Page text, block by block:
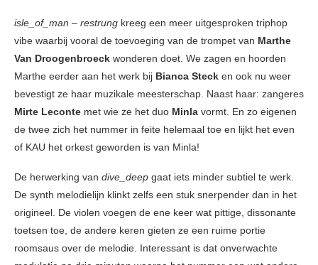
isle_of_man – restrung kreeg een meer uitgesproken triphop
vibe waarbij vooral de toevoeging van de trompet van Marthe
Van Droogenbroeck wonderen doet. We zagen en hoorden
Marthe eerder aan het werk bij Bianca Steck en ook nu weer
bevestigt ze haar muzikale meesterschap. Naast haar: zangeres
Mirte Leconte met wie ze het duo Minla vormt. En zo eigenen
de twee zich het nummer in feite helemaal toe en lijkt het even
of KAU het orkest geworden is van Minla!
De herwerking van dive_deep gaat iets minder subtiel te werk.
De synth melodielijn klinkt zelfs een stuk snerpender dan in het
origineel. De violen voegen de ene keer wat pittige, dissonante
toetsen toe, de andere keren gieten ze een ruime portie
roomsaus over de melodie. Interessant is dat onverwachte